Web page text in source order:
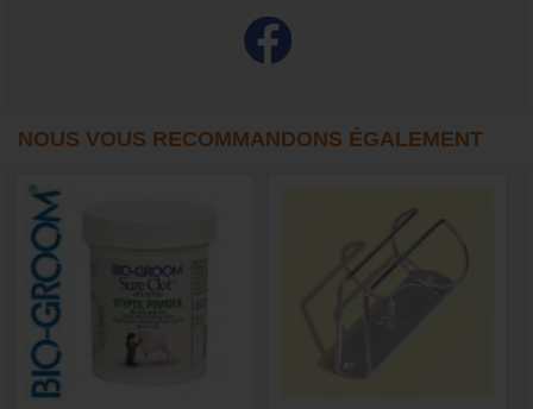
NOUS VOUS RECOMMANDONS ÉGALEMENT